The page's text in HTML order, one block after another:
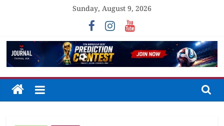
Sunday, August 9, 2026
The